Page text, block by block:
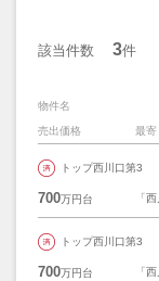
該当件数 3件
物件名
売出価格 最寄
トップ西川口第3
700万円台 「
トップ西川口第3
700万円台 「